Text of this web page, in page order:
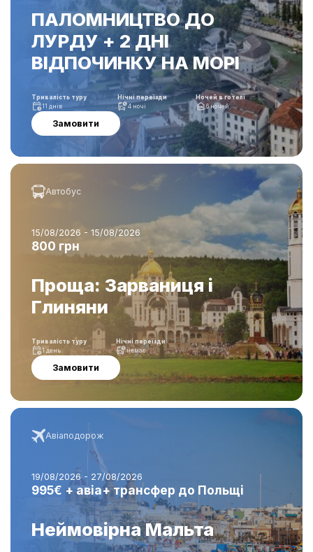
ПАЛОМНИЦТВО ДО
ЛУРДУ + 2 ДНІ
ВІДПОЧИНКУ НА МОРІ
Замовити
Тривалість туру
11 днів
Нічні переїзди
4 ночі
Ночей в готелі
6 ночей
Автобус
15/08/2026 - 15/08/2026
800 грн
Проща: Зарваниця і
Глиняни
Замовити
Тривалість туру
1 день
Нічні переїзди
немає
Авіаподорож
19/08/2026 - 27/08/2026
995€ + авіа+ трансфер до Польщі
Неймовірна Мальта